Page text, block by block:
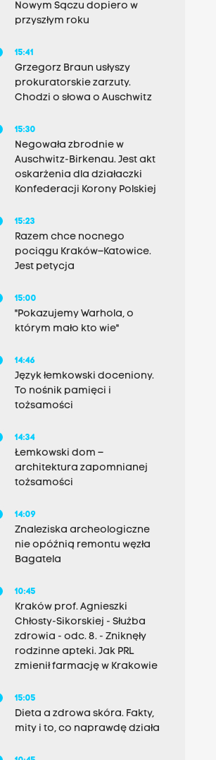
Nowym Sączu dopiero w
przyszłym roku
15:41
Grzegorz Braun usłyszy
prokuratorskie zarzuty.
Chodzi o słowa o Auschwitz
15:30
Negowała zbrodnie w
Auschwitz-Birkenau. Jest akt
oskarżenia dla działaczki
Konfederacji Korony Polskiej
15:23
Razem chce nocnego
pociągu Kraków–Katowice.
Jest petycja
15:00
"Pokazujemy Warhola, o
którym mało kto wie"
14:46
Język łemkowski doceniony.
To nośnik pamięci i
tożsamości
14:34
Łemkowski dom –
architektura zapomnianej
tożsamości
14:09
Znaleziska archeologiczne
nie opóźnią remontu węzła
Bagatela
10:45
Kraków prof. Agnieszki
Chłosty-Sikorskiej - Służba
zdrowia - odc. 8. - Zniknęły
rodzinne apteki. Jak PRL
zmienił farmację w Krakowie
15:05
Dieta a zdrowa skóra. Fakty,
mity i to, co naprawdę działa